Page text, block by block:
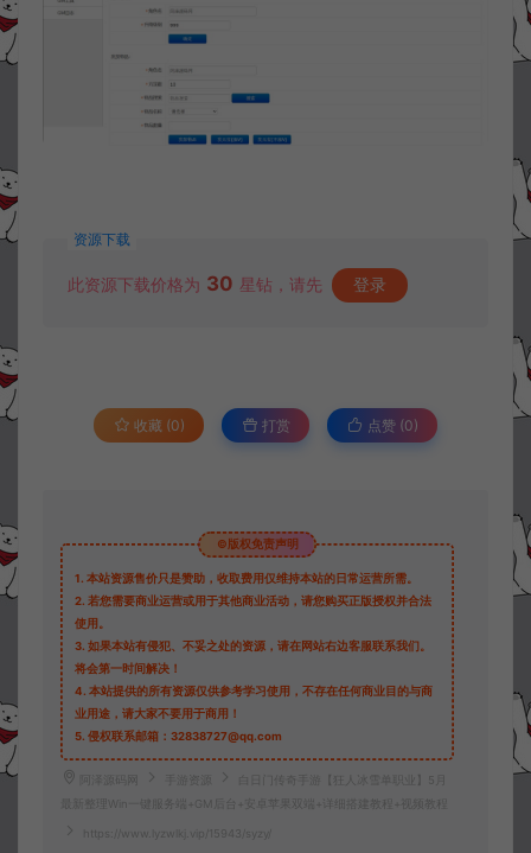
资源下载
此资源下载价格为 30 星钻，请先 登录
收藏 (0) 打赏 点赞 (0)
©版权免责声明
1. 本站资源售价只是赞助，收取费用仅维持本站的日常运营所需。
2. 若您需要商业运营或用于其他商业活动，请您购买正版授权并合法
使用。
3. 如果本站有侵犯、不妥之处的资源，请在网站右边客服联系我们。
将会第一时间解决！
4. 本站提供的所有资源仅供参考学习使用，不存在任何商业目的与商
业用途，请大家不要用于商用！
5. 侵权联系邮箱：32838727@qq.com
阿泽源码网 手游资源
白日门传奇手游【狂人冰雪单职业】5月
最新整理Win一键服务端+GM后台+安卓苹果双端+详细搭建教程+视频教程
https://www.lyzwlkj.vip/15943/syzy/